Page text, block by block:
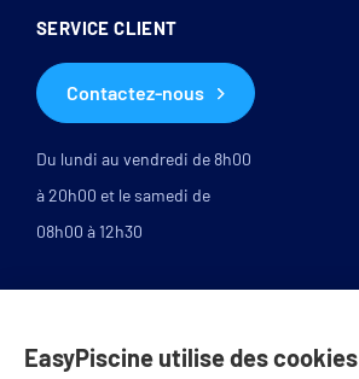
EasyPiscine utilise des cookies
SERVICE CLIENT
Contactez-nous
Du lundi au vendredi de 8h00
à 20h00 et le samedi de
08h00 à 12h30